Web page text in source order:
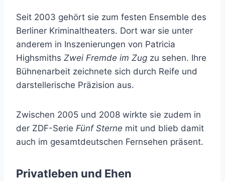
Seit 2003 gehört sie zum festen Ensemble des
Berliner Kriminaltheaters. Dort war sie unter
anderem in Inszenierungen von Patricia
Highsmiths Zwei Fremde im Zug zu sehen. Ihre
Bühnenarbeit zeichnete sich durch Reife und
darstellerische Präzision aus.
Zwischen 2005 und 2008 wirkte sie zudem in
der ZDF-Serie Fünf Sterne mit und blieb damit
auch im gesamtdeutschen Fernsehen präsent.
Privatleben und Ehen